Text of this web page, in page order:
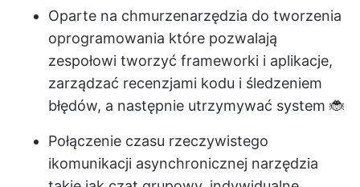
Oparte na chmurzenarzędzia do tworzenia
oprogramowania które pozwalają
zespołowi tworzyć frameworki i aplikacje,
zarządzać recenzjami kodu i śledzeniem
błędów, a następnie utrzymywać system 🐞
Połączenie czasu rzeczywistego
ikomunikacji asynchronicznej narzędzia